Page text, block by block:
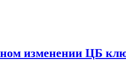
изменении ЦБ